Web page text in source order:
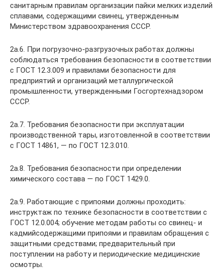
санитарным правилам организации пайки мелких изделий
сплавами, содержащими свинец, утвержденным
Министерством здравоохранения СССР.
2а.6. При погрузочно-разгрузочных работах должны
соблюдаться требования безопасности в соответствии
с ГОСТ 12.3.009 и правилами безопасности для
предприятий и организаций металлургической
промышленности, утвержденными Госгортехнадзором
СССР.
2а.7. Требования безопасности при эксплуатации
производственной тары, изготовленной в соответствии
с ГОСТ 14861, — по ГОСТ 12.3.010.
2а.8. Требования безопасности при определении
химического состава — по ГОСТ 1429.0.
2а.9. Работающие с припоями должны проходить:
инструктаж по технике безопасности в соответствии с
ГОСТ 12.0.004; обучение методам работы со свинец- и
кадмийсодержащими припоями и правилам обращения с
защитными средствами; предварительный при
поступлении на работу и периодические медицинские
осмотры.